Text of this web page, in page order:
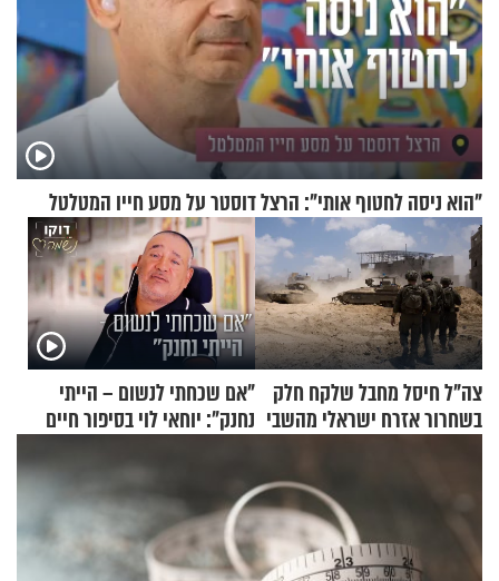
"הוא ניסה לחטוף אותי": הרצל דוסטר על מסע חייו המטלטל
צה"ל חיסל מחבל שלקח חלק
בשחרור אזרח ישראלי מהשבי
"אם שכחתי לנשום – הייתי
נחנק": יוחאי לוי בסיפור חיים